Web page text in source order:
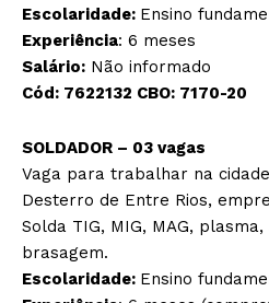
Escolaridade: Ensino
Experiência: 6 meses
Salário: Não informado
Cód: 7622132 CBO: 7170-20
SOLDADOR – 03 vagas
Vaga para trabalhar na
Desterro de Entre Rios,
Solda TIG, MIG, MAG,
brasagem.
Escolaridade: Ensino